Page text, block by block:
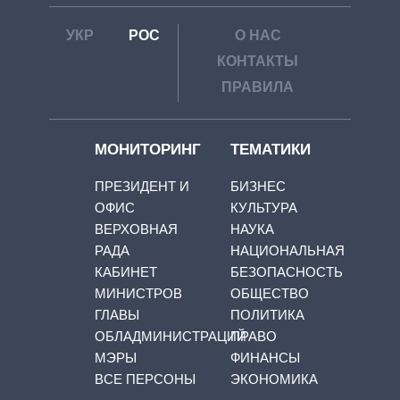
УКР РОС
О НАС
КОНТАКТЫ
ПРАВИЛА
МОНИТОРИНГ
ПРЕЗИДЕНТ И
ОФИС
ВЕРХОВНАЯ
РАДА
КАБИНЕТ
МИНИСТРОВ
ГЛАВЫ
ОБЛАДМИНИСТРАЦИЙ
МЭРЫ
ВСЕ ПЕРСОНЫ
ТЕМАТИКИ
БИЗНЕС
КУЛЬТУРА
НАУКА
НАЦИОНАЛЬНАЯ
БЕЗОПАСНОСТЬ
ОБЩЕСТВО
ПОЛИТИКА
ПРАВО
ФИНАНСЫ
ЭКОНОМИКА